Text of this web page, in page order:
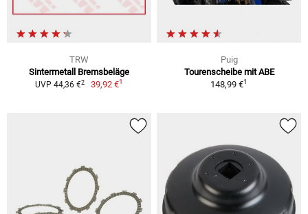
TRW
Sintermetall Bremsbeläge
UVP 44,36 €2 39,92 €1
Puig
Tourenscheibe mit ABE
148,99 €1